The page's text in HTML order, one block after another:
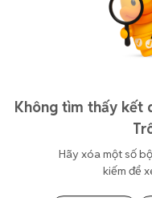
Không tìm thấy kết
Hãy xóa một số
kiếm để